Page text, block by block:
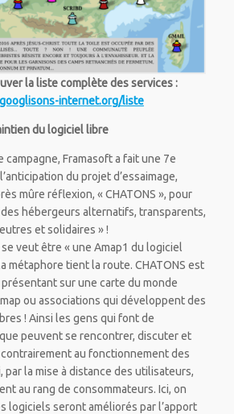
la liste complète des services :
internet.org/liste
du logiciel libre
campagne, Framasoft a fait une 7e
du projet d’essaimage,
mûre réflexion, « CHATONS », pour
hébergeurs alternatifs, transparents,
et solidaires » !
veut être « une Amap1 du logiciel
métaphore tient la route. CHATONS est
sur une carte du monde
ou associations qui développent des
! Ainsi les gens qui font de
peuvent se rencontrer, discuter et
au fonctionnement des
par la mise à distance des utilisateurs,
au rang de consommateurs. Ici, on
logiciels seront améliorés par l’apport